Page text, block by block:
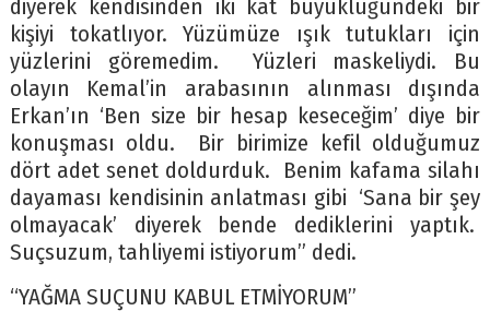
diyerek kendisinden iki kat büyüklüğündeki bir
kişiyi tokatlıyor. Yüzümüze ışık tutukları için
yüzlerini göremedim. Yüzleri maskeliydi. Bu
olayın Kemal’in arabasının alınması dışında
Erkan’ın ‘Ben size bir hesap keseceğim’ diye bir
konuşması oldu. Bir birimize kefil olduğumuz
dört adet senet doldurduk. Benim kafama silahı
dayaması kendisinin anlatması gibi ‘Sana bir şey
olmayacak’ diyerek bende dediklerini yaptık.
Suçsuzum, tahliyemi istiyorum” dedi.
“YAĞMA SUÇUNU KABUL ETMİYORUM”